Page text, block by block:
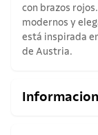
con brazos
modernos y
está inspirada
de Austria.